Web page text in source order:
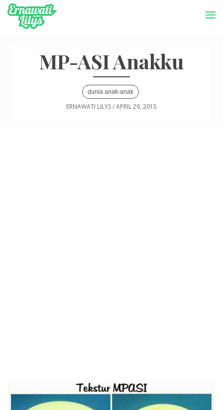
-->
MP-ASI Anakku
dunia anak-anak
ERNAWATI LILYS/APRIL 29, 2015